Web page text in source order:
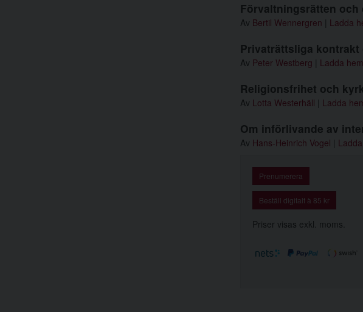
Förvaltningsrätten och
Av Bertil Wennergren Ladda
Privaträttsliga
Av Peter Westberg Ladda hem
Religionsfrihet och
Av Lotta Westerhäll Ladda
Om införlivande av
Av Hans-Heinrich Vogel
Prenumerera
Beställ digitalt à 85 kr
Priser visas exkl. moms.